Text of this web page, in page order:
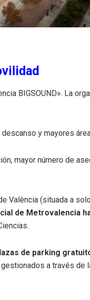
BIGSOUND». La
y mayores
mayor número de
València (situada a
de Metrovalencia
.
de parking
a través de